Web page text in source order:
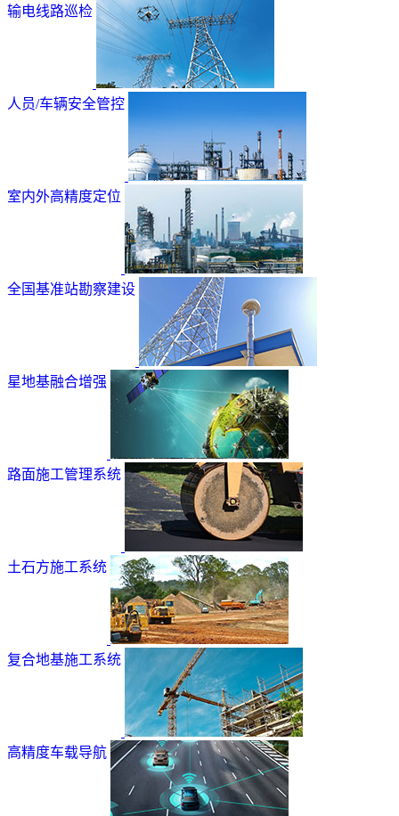
输电线路巡检
人员/车辆安全管控
室内外高精度定位
全国基准站勘察建设
星地基融合增强
路面施工管理系统
土石方施工系统
复合地基施工系统
高精度车载导航